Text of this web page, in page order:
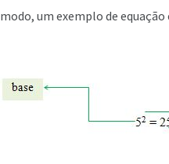
modo, um exemplo de equação